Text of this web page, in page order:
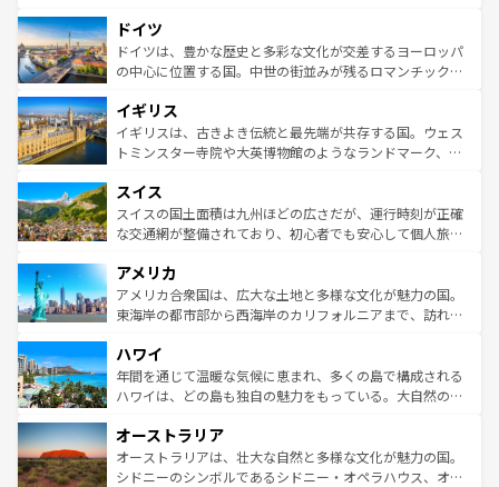
せる。地方によって風土や気候が異なるスペインはその個
性で訪れる人を魅了する。 なお、新着のスペイン情報は コ
ンテンツ一覧を参照してほしい。
で、幅広い魅力が詰まっている。華麗な宮殿、歴史的な大
聖堂、美しいビーチ、そして豊かな自然が、訪れる者を心
から魅了する。また、フランスは美食の国としても知ら
いる。シャンパンの発祥地であるランス、プロヴァンスの
香り高いラベンダー畑など、多彩な楽しみ方が可能だ。さ
らに、パリ以外の地域にも魅力が溢れており、どの街角に
れる地方に足を運ぶとそれぞれで全く異なる文化を体験で
きるだろう。 なお、新着のフランス情報はコンテンツ一覧
を参照してほしい。
ドイツ
ドイツは、豊かな歴史と多彩な文化が交差するヨーロッパ
の中心に位置する国。中世の街並みが残るロマンチック街
顔を持つこの国は、どこを歩いても飽きることがない。ベ
ルリンの文化的活気、バイエルン州のアルプスの絶景、そ
してライン川沿いのワイン畑といった風景は必見。ビール
は、お酒好きな人にはぜひ体験してほしい。 なお、新着の
ドイツ情報はコンテンツ一覧を参照してほしい。
イギリス
イギリスは、古きよき伝統と最先端が共存する国。ウェス
トミンスター寺院や大英博物館のようなランドマーク、歴
リアごとに異なる魅力がある。また、優雅なアフタヌーン
ティー、ビール好きにはたまらない英国パブ、サッカー観
戦など、本場だからこそできる体験も豊富。イギリスを旅
ンツ一覧を参照してほしい。
スイス
スイスの国土面積は九州ほどの広さだが、運行時刻が正確
な交通網が整備されており、初心者でも安心して個人旅行
の建物がそのまま残る町や、スイスならではのユニークな
博物館もあり、アルプス観光だけでなく町歩きも満喫する
ことができる。国民の所得が高いため物価も高いが、旅行
ば市内交通費無料で観光を楽しむこともできる。 なお、新
着のスイス情報はコンテンツ一覧 を参照してほしい。
アメリカ
アメリカ合衆国は、広大な土地と多様な文化が魅力の国。
東海岸の都市部から西海岸のカリフォルニアまで、訪れる
のような巨大都市は、観光、ショッピング、エンターテイ
ンメントが詰まった刺激的なスポットだ。一方、アメリカ
西部には大自然が広がり、グランドキャニオンやイエロー
部のニューオーリンズでは、音楽と美食が融合した独特の
文化が魅力。旅行者はアメリカの各地域で異なる魅力を楽
しみながら、その多様性と豊かな歴史を感じることができ
ハワイ
年間を通じて温暖な気候に恵まれ、多くの島で構成される
ハワイは、どの島も独自の魅力をもっている。大自然の神
ワイ島は見逃せない。また、定番の観光地といえばオアフ
島だが、静かな自然を求めるならマウイ島やカウアイ島が
おすすめ。エメラルドグリーンに輝く海をはじめ、豊かな
オーストラリア
オーストラリアは、壮大な自然と多様な文化が魅力の国。
シドニーのシンボルであるシドニー・オペラハウス、オー